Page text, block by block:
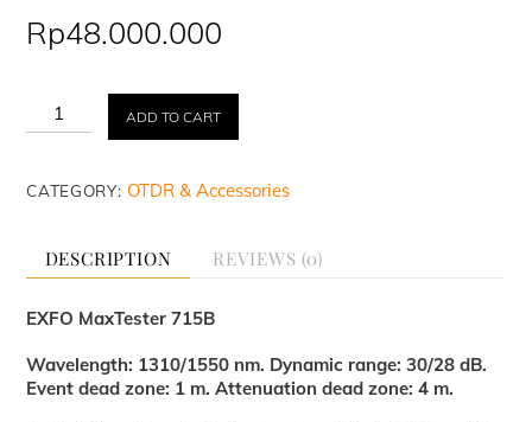
Rp48.000.000
EXFO
MaxTester
ADD TO CART
CATEGORY: OTDR & Accessories
DESCRIPTION REVIEWS (0)
EXFO MaxTester 715B
Wavelength: 1310/1550 nm. Dynamic range: 30/28 dB.
Event dead zone: 1 m. Attenuation dead zone: 4 m.